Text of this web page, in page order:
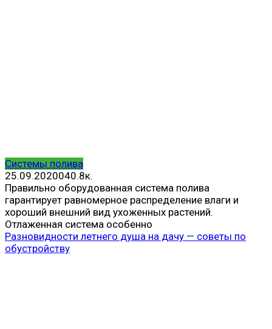
Системы полива
25.09.2020040.8к.
Правильно оборудованная система полива
гарантирует равномерное распределение влаги и
хороший внешний вид ухоженных растений.
Отлаженная система особенно
Разновидности летнего душа на дачу — советы по
обустройству